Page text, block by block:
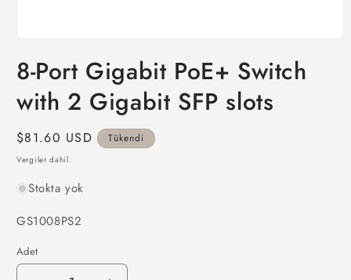
modda
oynatın
8-Port Gigabit PoE+ Switch
with 2 Gigabit SFP slots
Normal
fiyat
$81.60 USD Tükendi
Vergiler dahil.
Stokta yok
SKU:
GS1008PS2
Adet